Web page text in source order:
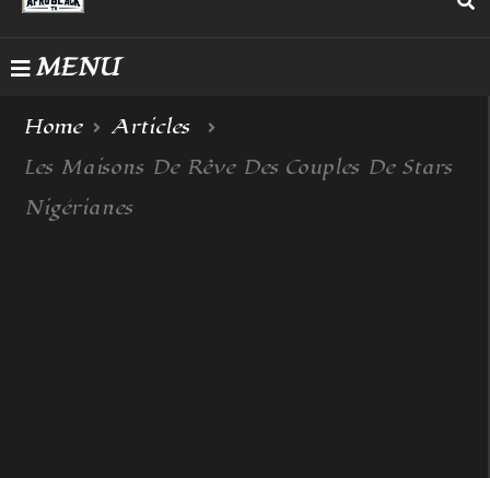
MENU
Home
Articles
Les Maisons De Rêve Des Couples De Stars
Nigérianes